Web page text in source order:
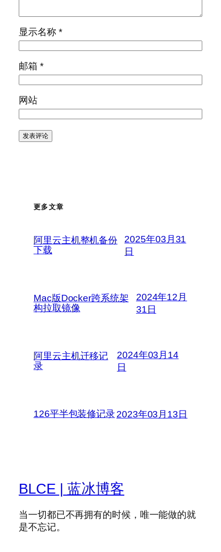
显示名称 *
邮箱 *
网站
更多文章
阿里云主机整机备份
下载
2025年03月31
日
Mac版Docker跨系统架
构拉取镜像
2024年12月
31日
阿里云主机迁移记
录
2024年03月14
日
126平半包装修记录2023年03月13日
BLCE | 蓝冰博客
当一切都已不再拥有的时候，唯一能做的就
是不忘记。